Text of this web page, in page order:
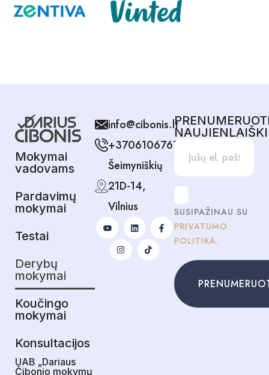
Mokymai
vadovams
Pardavimų
mokymai
Testai
Derybų
mokymai
Koučingo
mokymai
Konsultacijos
UAB „Dariaus
Čibonio mokymų
info@cibonis.lt
+37061067678
Šeimyniškių
21D-14,
Vilnius
SUSIPAŽINAU SU
PRIVATUMO
POLITIKA.